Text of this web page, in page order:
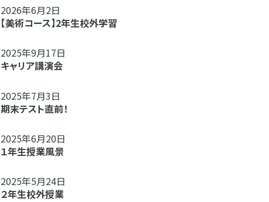
2026年6月2日
【美術コース】2年生校外学習
2025年9月17日
キャリア講演会
2025年7月3日
期末テスト直前！
2025年6月20日
１年生授業風景
2025年5月24日
２年生校外授業